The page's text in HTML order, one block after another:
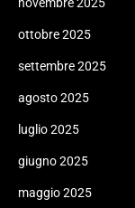
ottobre 2025
settembre 2025
agosto 2025
luglio 2025
giugno 2025
maggio 2025